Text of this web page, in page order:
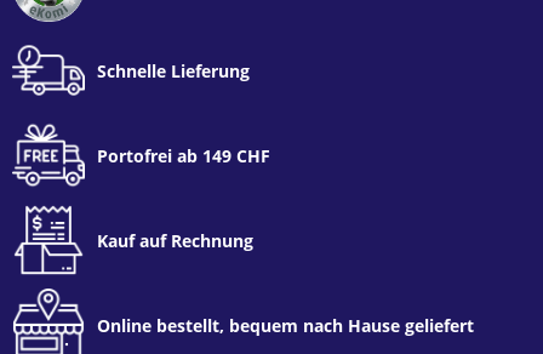
Schnelle Lieferung
Portofrei ab 149 CHF
Kauf auf Rechnung
Online bestellt, bequem nach Hause geliefert